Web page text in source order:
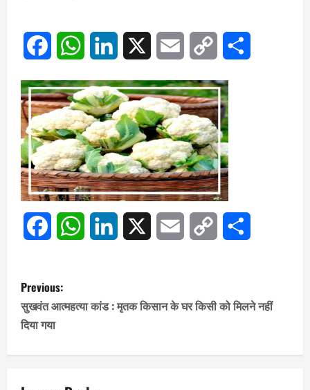
FacebookWhatsAppLinkedIn Email
Copy
FacebookWhatsAppLinkedIn Email
Copy
P
o
s
Previous:
सुखवंत आत्महत्या कांड : मृतक किसान के घर किसी को मिलने नहीं
दिया गया